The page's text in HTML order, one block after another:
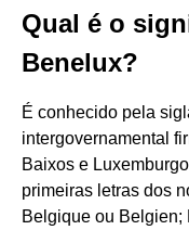
Qual é o
Benelux?
É conhecido pela
intergovernamental
Baixos e
primeiras letras dos
Belgique ou Belgien;